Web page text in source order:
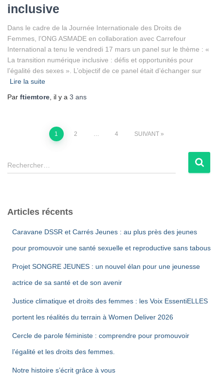
inclusive
Dans le cadre de la Journée Internationale des Droits de
Femmes, l’ONG ASMADE en collaboration avec Carrefour
International a tenu le vendredi 17 mars un panel sur le thème : «
La transition numérique inclusive : défis et opportunités pour
l’égalité des sexes ». L’objectif de ce panel était d’échanger sur
Lire la suite
Par ftiemtore , il y a 3 ans
Pagination
des
1 2 4 SUIVANT
R
e
r
Rechercher…
Articles récents
Caravane DSSR et Carrés Jeunes : au plus près des jeunes
pour promouvoir une santé sexuelle et reproductive sans tabous
Projet SONGRE JEUNES : un nouvel élan pour une jeunesse
actrice de sa santé et de son avenir
Justice climatique et droits des femmes : les Voix EssentiELLES
portent les réalités du terrain à Women Deliver 2026
Cercle de parole féministe : comprendre pour promouvoir
l’égalité et les droits des femmes.
Notre histoire s’écrit grâce à vous